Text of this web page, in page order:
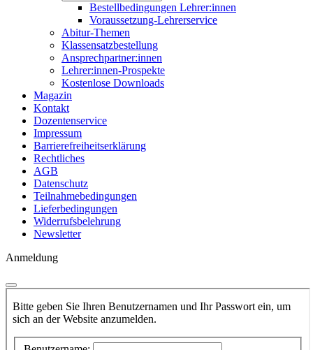
Bestellbedingungen Lehrer:innen
Voraussetzung-Lehrerservice
Abitur-Themen
Klassensatzbestellung
Ansprechpartner:innen
Lehrer:innen-Prospekte
Kostenlose Downloads
Magazin
Kontakt
Dozentenservice
Impressum
Barrierefreiheitserklärung
Rechtliches
AGB
Datenschutz
Teilnahmebedingungen
Lieferbedingungen
Widerrufsbelehrung
Newsletter
Anmeldung